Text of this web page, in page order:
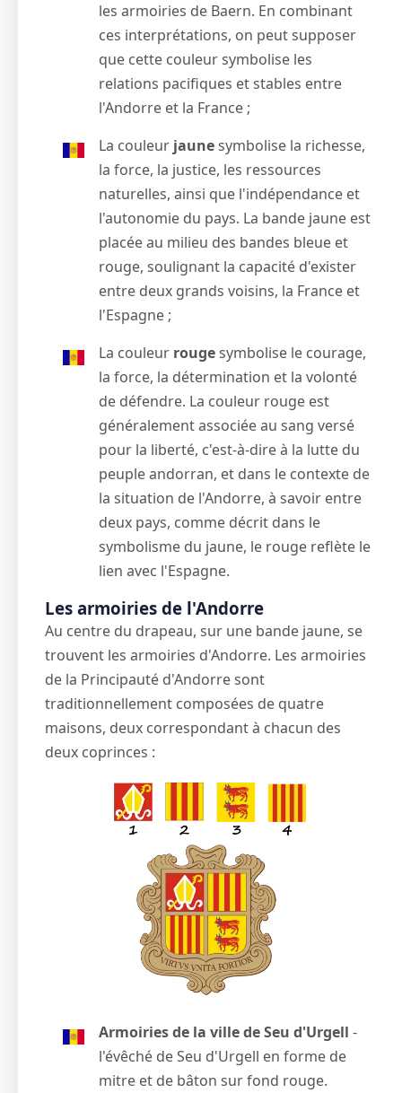
les armoiries de Baern. En combinant
ces interprétations, on peut supposer
que cette couleur symbolise les
relations pacifiques et stables entre
l'Andorre et la France ;
La couleur jaunesymbolise la richesse,
la force, la justice, les ressources
naturelles, ainsi que l'indépendance et
l'autonomie du pays. La bande jaune est
placée au milieu des bandes bleue et
rouge, soulignant la capacité d'exister
entre deux grands voisins, la France et
l'Espagne ;
La couleur rougesymbolise le courage,
la force, la détermination et la volonté
de défendre. La couleur rouge est
généralement associée au sang versé
pour la liberté, c'est-à-dire à la lutte du
peuple andorran, et dans le contexte de
la situation de l'Andorre, à savoir entre
deux pays, comme décrit dans le
symbolisme du jaune, le rouge reflète le
lien avec l'Espagne.
Les armoiries de l'Andorre
Au centre du drapeau, sur une bande jaune, se
trouvent les armoiries d'Andorre. Les armoiries
de la Principauté d'Andorre sont
traditionnellement composées de quatre
maisons, deux correspondant à chacun des
deux coprinces :
Armoiries de la ville de Seu d'Urgell -
l'évêché de Seu d'Urgell en forme de
mitre et de bâton sur fond rouge.